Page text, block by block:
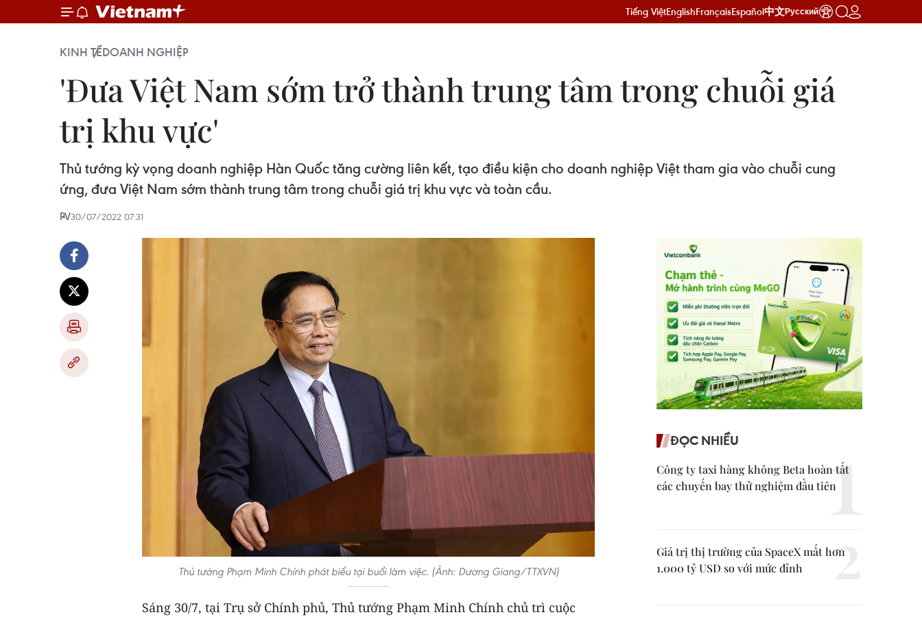
Tiếng ViệtEnglishFrançaisEspañol中文Русский
KINH TẾDOANH NGHIỆP
'Đưa Việt Nam sớm trở thành trung tâm trong chuỗi giá
trị khu vực'
Thủ tướng kỳ vọng doanh nghiệp Hàn Quốc tăng cường liên kết, tạo điều kiện cho doanh nghiệp Việt tham gia vào chuỗi cung
ứng, đưa Việt Nam sớm thành trung tâm trong chuỗi giá trị khu vực và toàn cầu.
PV30/07/2022 07:31
Thủ tướng Phạm Minh Chính phát biểu tại buổi làm việc. (Ảnh: Dương Giang/TTXVN)
Sáng 30/7, tại Trụ sở Chính phủ, Thủ tướng Phạm Minh Chính chủ trì cuộc
ĐỌC NHIỀU
Công ty taxi hàng không Beta hoàn tất
các chuyến bay thử nghiệm đầu tiên
Giá trị thị trường của SpaceX mất hơn
1.000 tỷ USD so với mức đỉnh